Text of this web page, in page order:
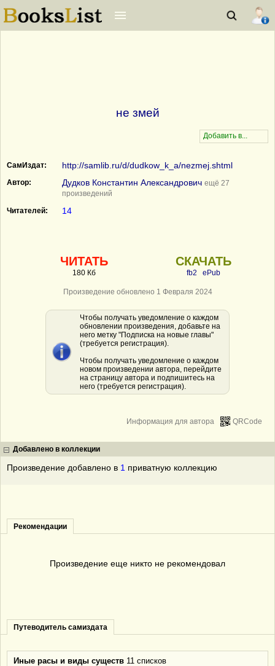
не змей
СамИздат: http://samlib.ru/d/dudkow_k_a/nezmej.shtml
Автор: Дудков Константин Александрович ещё 27
произведений
Читателей:
14
ЧИТАТЬ
180 Кб
СКАЧАТЬ
fb2 ePub
Произведение обновлено 1 Февраля 2024
Чтобы получать уведомление о каждом
обновлении произведения, добавьте на
него метку "Подписка на новые главы"
(требуется регистрация).
Чтобы получать уведомление о каждом
новом произведении автора, перейдите
на страницу автора и подпишитесь на
него (требуется регистрация).
QRCode
Информация для автора
Добавлено в коллекции
Произведение добавлено в 1 приватную коллекцию
Рекомендации
Произведение еще никто не рекомендовал
Путеводитель самиздата
Иные расы и виды существ 11 списков